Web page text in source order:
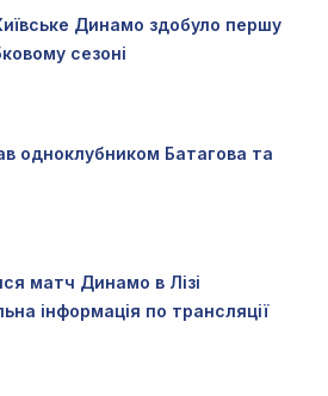
Динамо здобуло першу
сезоні
одноклубником Батагова та
матч Динамо в Лізі
інформація по трансляції